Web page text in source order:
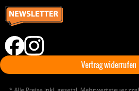
Vertrag widerrufen